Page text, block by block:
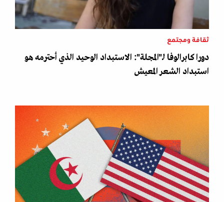
ثقافة ومجتمع
دورا كابرالوفا لـ"المجلة": الاستبداد الوحيد الذي أحترمه هو
استبداد الشعر المعيش